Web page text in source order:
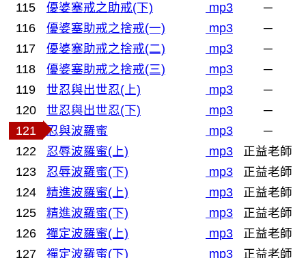
115
優婆塞戒之助戒(下) mp3
─
116
優婆塞助戒之捨戒(一) mp3
─
117
優婆塞助戒之捨戒(二) mp3
─
118
優婆塞助戒之捨戒(三) mp3
─
119
世忍與出世忍(上) mp3
─
120
世忍與出世忍(下) mp3
─
121
忍與波羅蜜 mp3
─
122
忍辱波羅蜜(上) mp3
正益老師
123
忍辱波羅蜜(下) mp3
正益老師
124
精進波羅蜜(上) mp3
正益老師
125
精進波羅蜜(下) mp3
正益老師
126
禪定波羅蜜(上) mp3
正益老師
127
禪定波羅蜜(下) mp3 正益老師